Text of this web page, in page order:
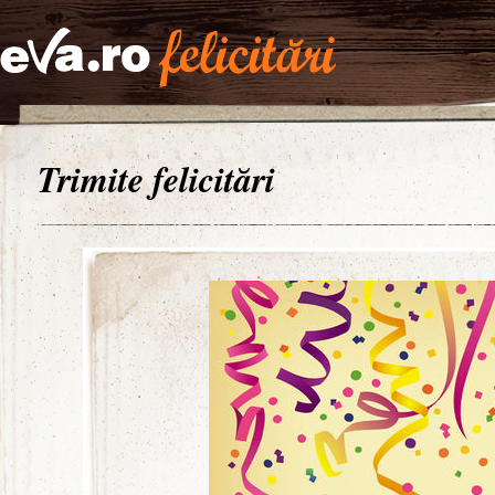
Trimite felicitări